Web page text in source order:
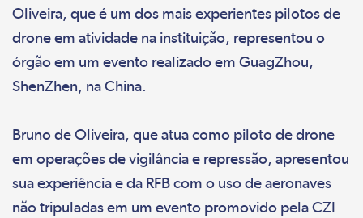
Oliveira, que é um dos mais experientes pilotos de
drone em atividade na instituição, representou o
órgão em um evento realizado em GuagZhou,
ShenZhen, na China.
Bruno de Oliveira, que atua como piloto de drone
em operações de vigilância e repressão, apresentou
sua experiência e da RFB com o uso de aeronaves
não tripuladas em um evento promovido pela CZI